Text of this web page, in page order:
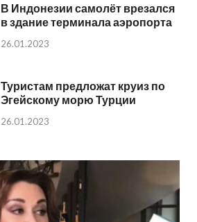
В Индонезии самолёт врезался
в здание терминала аэропорта
26.01.2023
Туристам предложат круиз по
Эгейскому морю Турции
26.01.2023